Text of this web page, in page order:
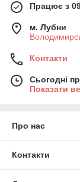
Працює з
м. Лубни
Контакти
Сьогодні
Показати
Про нас
Контакти